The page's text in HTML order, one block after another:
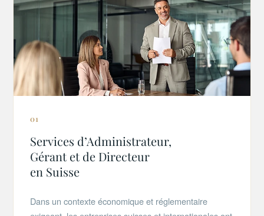
01
Services d’Administrateur,
Gérant et de Directeur
en Suisse
Dans un contexte économique et réglementaire